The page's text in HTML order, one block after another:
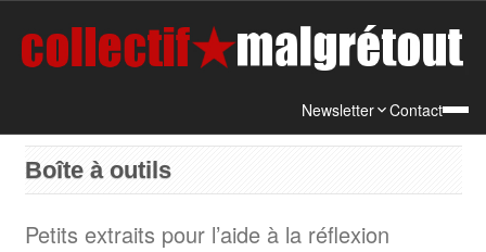
Newsletter Contact
Boîte à outils
Petits extraits pour l’aide à la réflexion